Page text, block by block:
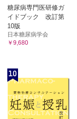
糖尿病専門医研修ガ
イドブック 改訂第
10版
日本糖尿病学会
￥9,680
10